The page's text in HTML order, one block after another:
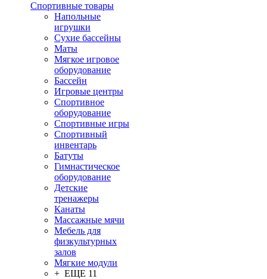
Спортивные товары
Напольные
игрушки
Сухие бассейны
Маты
Мягкое игровое
оборудование
Бассейн
Игровые центры
Спортивное
оборудование
Спортивные игры
Спортивный
инвентарь
Батуты
Гимнастическое
оборудование
Детские
тренажеры
Канаты
Массажные мячи
Мебель для
физкультурных
залов
Мягкие модули
+ ЕЩЕ 11